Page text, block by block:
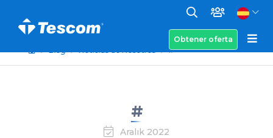
Obtener oferta
Blog
Noticias de Nosotros #
#
Aralık 2022